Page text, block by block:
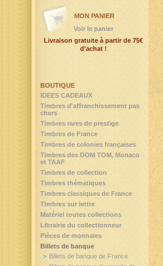
BOUTIQUE
IDEES CADEAUX
Timbres d'affranchissement pas
chers
Timbres rares de prestige
Timbres de France
Timbres de colonies françaises
Timbres des DOM TOM, Monaco
et TAAF
Timbres de collection
Timbres thématiques
Timbres classiques de France
Timbres sur lettre
Matériel toutes collections
Librairie du collectionneur
Pièces de monnaies
Billets de banque
Billets de banque de France
MON PANIER
Voir le panier
Livraison gratuite à partir de 75€
d'achat !